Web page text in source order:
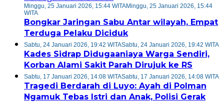
Minggu, 25 Januari 2026, 15:44 WITAMinggu, 25 Januari 2026, 15:44
WITA
Bongkar Jaringan Sabu Antar wilayah, Empat
Terduga Pelaku Diciduk
Sabtu, 24 Januari 2026, 19:42 WITASabtu, 24 Januari 2026, 19:42 WITA
Kades Sidrap Didugaaniaya Warga Sendiri,
Korban Alami Sakit Parah Dirujuk ke RS
Sabtu, 17 Januari 2026, 14:08 WITASabtu, 17 Januari 2026, 14:08 WITA
Tragedi Berdarah di Luyo: Ayah di Polman
Ngamuk Tebas Istri dan Anak, Polisi Gerak